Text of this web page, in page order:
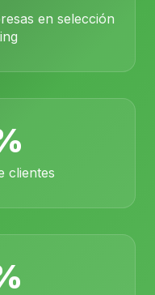
en selección
clientes